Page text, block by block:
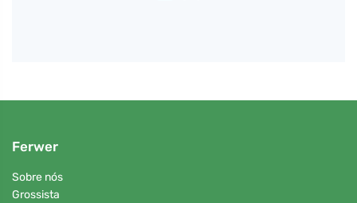
Ferwer
Sobre nós
Grossista